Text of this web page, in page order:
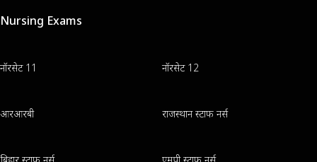
Nursing Exams
नॉरसेट 11 नॉरसेट 12
आरआरबी राजस्थान स्टाफ नर्स